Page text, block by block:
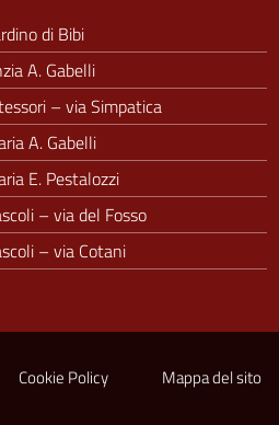
di Bibi
A. Gabelli
– via Simpatica
A. Gabelli
E. Pestalozzi
– via del Fosso
– via Cotani
Cookie Policy Mappa del sito